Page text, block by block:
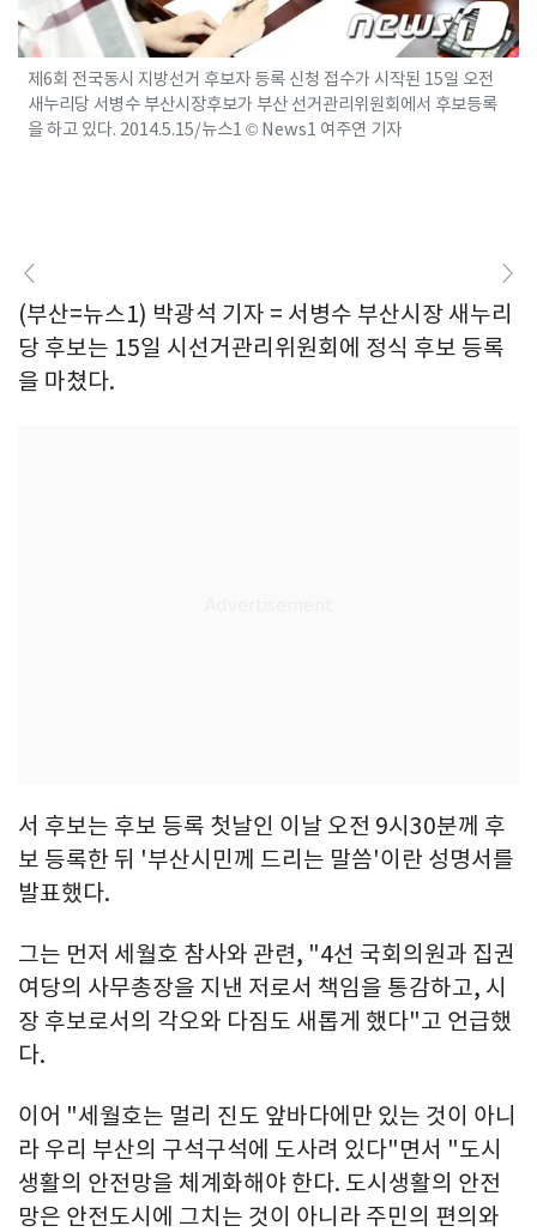
제6회 전국동시 지방선거 후보자 등록 신청 접수가 시작된 15일 오전
새누리당 서병수 부산시장후보가 부산 선거관리위원회에서 후보등록
을 하고 있다. 2014.5.15/뉴스1 © News1 여주연 기자
(부산=뉴스1) 박광석 기자 = 서병수 부산시장 새누리
당 후보는 15일 시선거관리위원회에 정식 후보 등록
을 마쳤다.
서 후보는 후보 등록 첫날인 이날 오전 9시30분께 후
보 등록한 뒤 '부산시민께 드리는 말씀'이란 성명서를
발표했다.
그는 먼저 세월호 참사와 관련, "4선 국회의원과 집권
여당의 사무총장을 지낸 저로서 책임을 통감하고, 시
장 후보로서의 각오와 다짐도 새롭게 했다"고 언급했
다.
이어 "세월호는 멀리 진도 앞바다에만 있는 것이 아니
라 우리 부산의 구석구석에 도사려 있다"면서 "도시
생활의 안전망을 체계화해야 한다. 도시생활의 안전
망은 안전도시에 그치는 것이 아니라 주민의 편의와